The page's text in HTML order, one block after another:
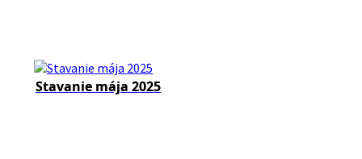
Stavanie mája 2025